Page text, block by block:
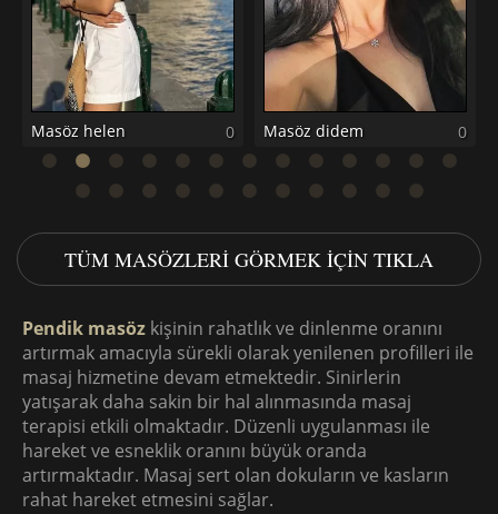
Masöz helen 0 Masöz didem 0
TÜM MASÖZLERI GÖRMEK IÇIN TIKLA
Pendik masöz kişinin rahatlık ve dinlenme oranını
artırmak amacıyla sürekli olarak yenilenen profilleri ile
masaj hizmetine devam etmektedir. Sinirlerin
yatışarak daha sakin bir hal alınmasında masaj
terapisi etkili olmaktadır. Düzenli uygulanması ile
hareket ve esneklik oranını büyük oranda
artırmaktadır. Masaj sert olan dokuların ve kasların
rahat hareket etmesini sağlar.